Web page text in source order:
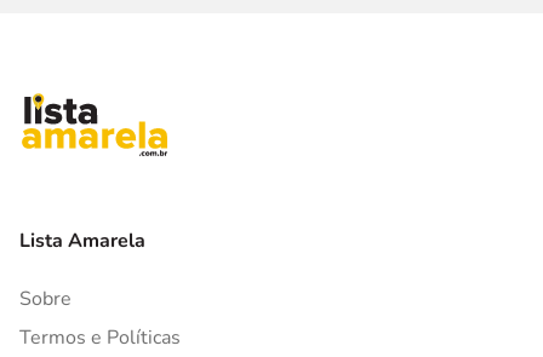
Lista Amarela
Sobre
Termos e Políticas